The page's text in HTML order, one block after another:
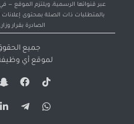
عبر قنواتها الرسمية، ويلتزم الموقع —
بالمتطلبات ذات الصلة بمحتوى
الصادرة بقرار
جميع
لموقع أي